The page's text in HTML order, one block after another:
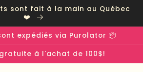
sont fait à la main au Québec
❤️
expédiés via Purolator 📦
à l'achat de 100$!